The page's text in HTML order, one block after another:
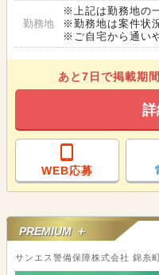
勤務地
※上記は勤務地の
※勤務地は案件状
※ご自宅から通い
あと7 日で掲載期
WEB応募
PREMIUM ＋
サンエス警備保障株式会社 錦糸